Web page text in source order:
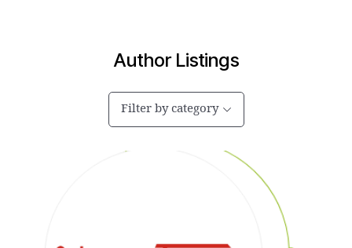
Author Listings
Filter by category